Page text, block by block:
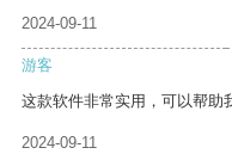
2024-09-11
游客
这款软件非常实用，可以帮助
2024-09-11